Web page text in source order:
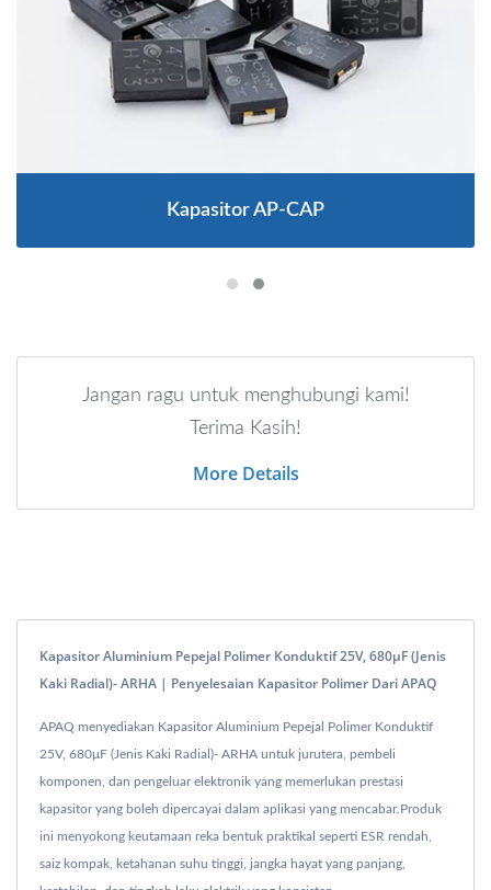
Kapasitor AP-CAP
Jangan ragu untuk menghubungi kami!
Terima Kasih!
More Details
Kapasitor Aluminium Pepejal Polimer Konduktif 25V, 680μF (Jenis
Kaki Radial)- ARHA | Penyelesaian Kapasitor Polimer Dari APAQ
APAQ menyediakan Kapasitor Aluminium Pepejal Polimer Konduktif
25V, 680μF (Jenis Kaki Radial)- ARHA untuk jurutera, pembeli
komponen, dan pengeluar elektronik yang memerlukan prestasi
kapasitor yang boleh dipercayai dalam aplikasi yang mencabar.Produk
ini menyokong keutamaan reka bentuk praktikal seperti ESR rendah,
saiz kompak, ketahanan suhu tinggi, jangka hayat yang panjang,